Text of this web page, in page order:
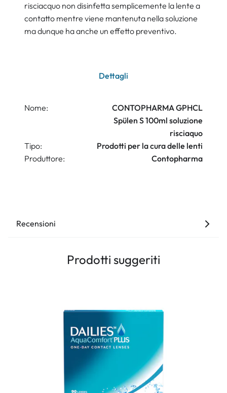
risciacquo non disinfetta semplicemente la lente a
contatto mentre viene mantenuta nella soluzione
ma dunque ha anche un effetto preventivo.
Dettagli
Nome:
CONTOPHARMA GPHCL
Spülen S 100ml soluzione
risciaquo
Tipo:
Prodotti per la cura delle lenti
Produttore:
Contopharma
Recensioni
Prodotti suggeriti